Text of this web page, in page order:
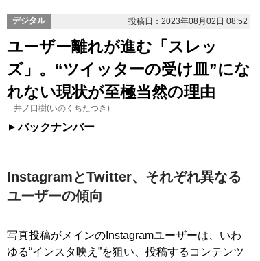
デジタル 投稿日：2023年08月02日 08:52
ユーザー離れが進む「スレッ
ズ」。“ツイッターの受け皿”にな
れない現状が至極当然の理由
井ノ口樹(いのくちたつき)
バックナンバー
InstagramとTwitter、それぞれ異なる
ユーザーの傾向
写真投稿がメインのInstagramユーザーは、いわ
ゆる“インスタ映え”を狙い、投稿するコンテンツ